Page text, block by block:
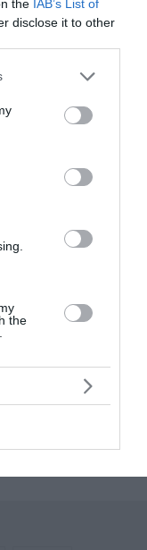
the IAB’s List of
disclose it to other
or more Google
You may click to
party tags to
in below Google
the
ES EGYSZÍNŰ
LÁMA ALPAKA
Ft